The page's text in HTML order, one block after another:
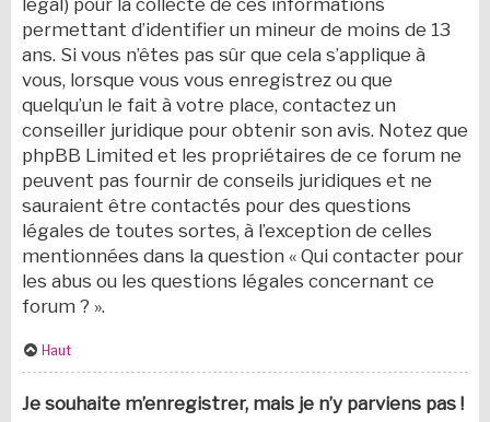
légal) pour la collecte de ces informations
permettant d’identifier un mineur de moins de 13
ans. Si vous n’êtes pas sûr que cela s’applique à
vous, lorsque vous vous enregistrez ou que
quelqu’un le fait à votre place, contactez un
conseiller juridique pour obtenir son avis. Notez que
phpBB Limited et les propriétaires de ce forum ne
peuvent pas fournir de conseils juridiques et ne
sauraient être contactés pour des questions
légales de toutes sortes, à l’exception de celles
mentionnées dans la question « Qui contacter pour
les abus ou les questions légales concernant ce
forum ? ».
Haut
Je souhaite m’enregistrer, mais je n’y parviens pas !